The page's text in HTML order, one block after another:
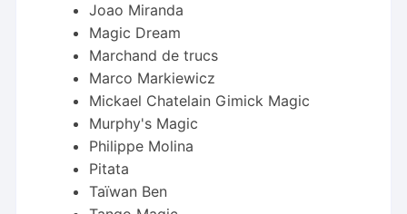
Joao Miranda
Magic Dream
Marchand de trucs
Marco Markiewicz
Mickael Chatelain Gimick Magic
Murphy's Magic
Philippe Molina
Pitata
Taïwan Ben